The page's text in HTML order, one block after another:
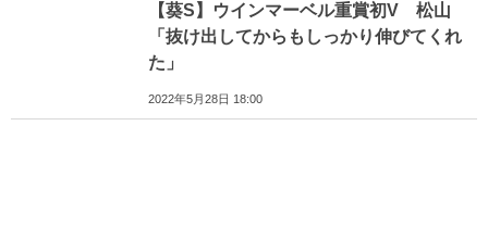
【葵S】ウインマーベル重賞初V 松山
「抜け出してからもしっかり伸びてくれ
た」
2022年5月28日 18:00